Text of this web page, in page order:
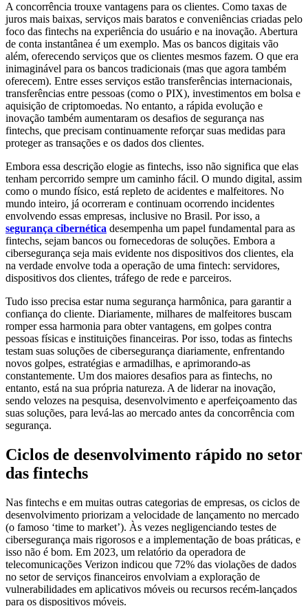
A concorrência trouxe vantagens para os clientes. Como taxas de
juros mais baixas, serviços mais baratos e conveniências criadas pelo
foco das fintechs na experiência do usuário e na inovação. Abertura
de conta instantânea é um exemplo. Mas os bancos digitais vão
além, oferecendo serviços que os clientes mesmos fazem. O que era
inimaginável para os bancos tradicionais (mas que agora também
oferecem). Entre esses serviços estão transferências internacionais,
transferências entre pessoas (como o PIX), investimentos em bolsa e
aquisição de criptomoedas. No entanto, a rápida evolução e
inovação também aumentaram os desafios de segurança nas
fintechs, que precisam continuamente reforçar suas medidas para
proteger as transações e os dados dos clientes.
Embora essa descrição elogie as fintechs, isso não significa que elas
tenham percorrido sempre um caminho fácil. O mundo digital, assim
como o mundo físico, está repleto de acidentes e malfeitores. No
mundo inteiro, já ocorreram e continuam ocorrendo incidentes
envolvendo essas empresas, inclusive no Brasil. Por isso, a
segurança cibernética desempenha um papel fundamental para as
fintechs, sejam bancos ou fornecedoras de soluções. Embora a
cibersegurança seja mais evidente nos dispositivos dos clientes, ela
na verdade envolve toda a operação de uma fintech: servidores,
dispositivos dos clientes, tráfego de rede e parceiros.
Tudo isso precisa estar numa segurança harmônica, para garantir a
confiança do cliente. Diariamente, milhares de malfeitores buscam
romper essa harmonia para obter vantagens, em golpes contra
pessoas físicas e instituições financeiras. Por isso, todas as fintechs
testam suas soluções de cibersegurança diariamente, enfrentando
novos golpes, estratégias e armadilhas, e aprimorando-as
constantemente. Um dos maiores desafios para as fintechs, no
entanto, está na sua própria natureza. A de liderar na inovação,
sendo velozes na pesquisa, desenvolvimento e aperfeiçoamento das
suas soluções, para levá-las ao mercado antes da concorrência com
segurança.
Ciclos de desenvolvimento rápido no setor
das fintechs
Nas fintechs e em muitas outras categorias de empresas, os ciclos de
desenvolvimento priorizam a velocidade de lançamento no mercado
(o famoso ‘time to market’). Às vezes negligenciando testes de
cibersegurança mais rigorosos e a implementação de boas práticas, e
isso não é bom. Em 2023, um relatório da operadora de
telecomunicações Verizon indicou que 72% das violações de dados
no setor de serviços financeiros envolviam a exploração de
vulnerabilidades em aplicativos móveis ou recursos recém-lançados
para os dispositivos móveis.